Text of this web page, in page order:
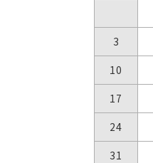
3
10
17
24
31